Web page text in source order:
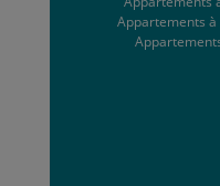
Appartements